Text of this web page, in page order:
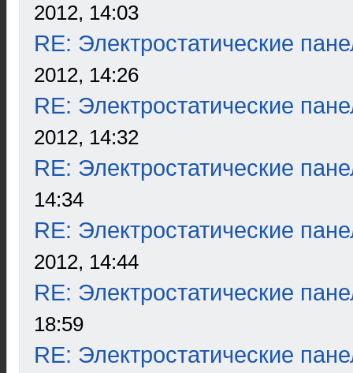
2012, 14:03
RE: Электростатические
2012, 14:26
RE: Электростатические
2012, 14:32
RE: Электростатические
14:34
RE: Электростатические
2012, 14:44
RE: Электростатические
18:59
RE: Электростатические